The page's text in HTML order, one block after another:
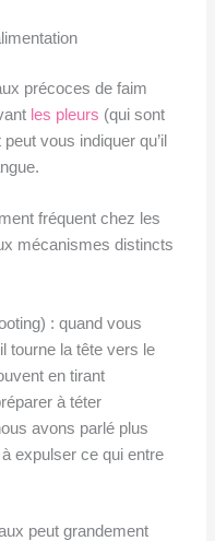
précoces de faim
les pleurs (qui sont
vous indiquer qu’il
fréquent chez les
mécanismes distincts
: quand vous
tourne la tête vers le
en tirant
à téter
avons parlé plus
expulser ce qui entre
peut grandement